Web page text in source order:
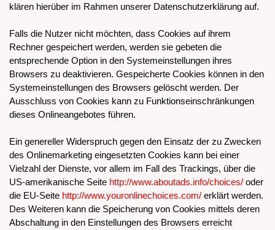
klären hierüber im Rahmen unserer Datenschutzerklärung auf.
Falls die Nutzer nicht möchten, dass Cookies auf ihrem
Rechner gespeichert werden, werden sie gebeten die
entsprechende Option in den Systemeinstellungen ihres
Browsers zu deaktivieren. Gespeicherte Cookies können in den
Systemeinstellungen des Browsers gelöscht werden. Der
Ausschluss von Cookies kann zu Funktionseinschränkungen
dieses Onlineangebotes führen.
Ein genereller Widerspruch gegen den Einsatz der zu Zwecken
des Onlinemarketing eingesetzten Cookies kann bei einer
Vielzahl der Dienste, vor allem im Fall des Trackings, über die
US-amerikanische Seite http://www.aboutads.info/choices/ oder
die EU-Seite http://www.youronlinechoices.com/ erklärt werden.
Des Weiteren kann die Speicherung von Cookies mittels deren
Abschaltung in den Einstellungen des Browsers erreicht